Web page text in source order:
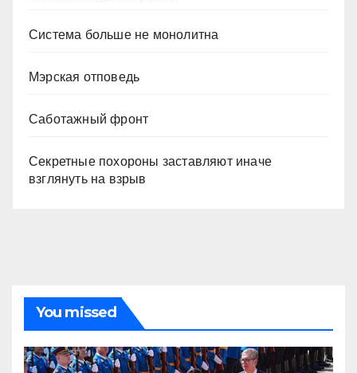
Система больше не монолитна
Мэрская отповедь
Саботажный фронт
Секретные похороны заставляют иначе
взглянуть на взрыв
You missed